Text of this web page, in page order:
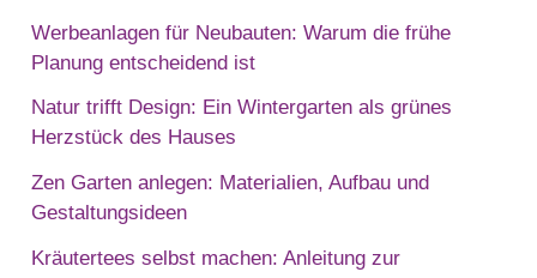
Werbeanlagen für Neubauten: Warum die frühe
Planung entscheidend ist
Natur trifft Design: Ein Wintergarten als grünes
Herzstück des Hauses
Zen Garten anlegen: Materialien, Aufbau und
Gestaltungsideen
Kräutertees selbst machen: Anleitung zur